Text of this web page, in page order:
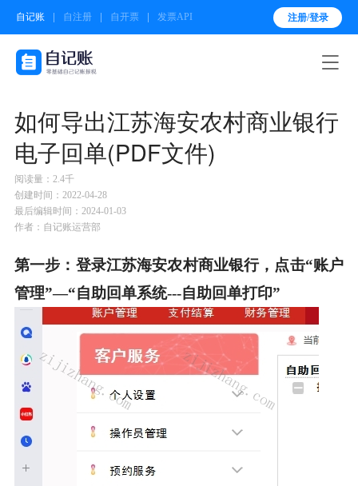
自记账 自注册 自开票 发票API 注册/登录

如何导出江苏海安农村商业银行
电子回单(PDF文件)
阅读量：2.4千
创建时间：2022-04-28
最后编辑时间：2024-01-03
作者：自记账运营部
第一步： 登录江苏海安农村商业银行，点击“账户
管理”—“自助回单系统---自助回单打印”